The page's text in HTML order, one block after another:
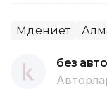
Мәдениет
без